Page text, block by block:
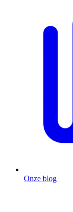
Onze blog